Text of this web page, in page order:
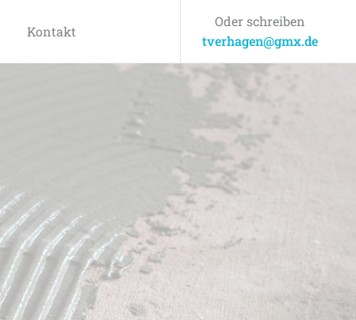
Kontakt
Oder schreiben
tverhagen@gmx.de